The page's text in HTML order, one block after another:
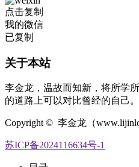
点击复制
我的微信
已复制
关于本站
李金龙，温故而知新，将所学
的道路上可以对比曾经的自己。
Copyright © 李金龙（
苏ICP备2024116634号-1